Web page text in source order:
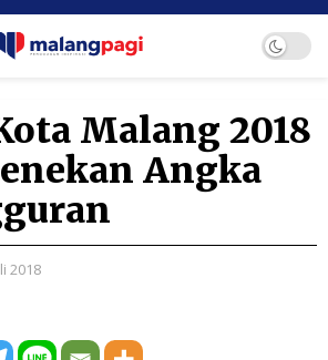
Malang 2018
Angka
2018